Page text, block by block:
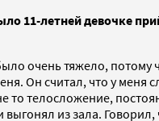
11-летней девочке
очень тяжело, потому
Он считал, что у меня
то телосложение,
выгонял из зала. Говорил,